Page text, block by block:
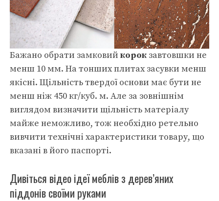
Бажано обрати замковий корок завтовшки не
менш 10 мм. На тонших плитах засувки менш
якісні. Щільність твердої основи має бути не
менш ніж 450 кг/куб. м. Але за зовнішнім
виглядом визначити щільність матеріалу
майже неможливо, тож необхідно ретельно
вивчити технічні характеристики товару, що
вказані в його паспорті.
Дивіться відео ідеї меблів з дерев’яних
піддонів своїми руками